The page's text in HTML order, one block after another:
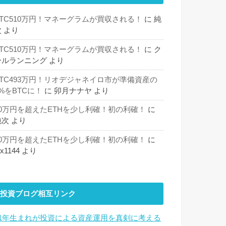
万円！マネーグラムが買収される！ に 純
より
万円！マネーグラムが買収される！ に ク
ルランニング より
万円！リオデジャネイロ市が準備資産の
をBTCに！
に 卯月ナナヤ より
万円を超えたETHを少し利確！初の利確！
に
より
万円を超えたETHを少し利確！初の利確！
に
より
投資ブログ相互リンク
年生まれが投資による資産運用を真剣に考える